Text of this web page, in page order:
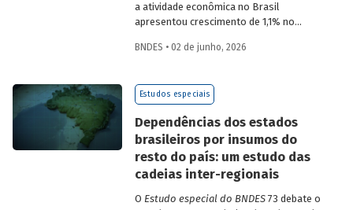
a atividade econômica no Brasil
apresentou crescimento de 1,1% no
imediatamente anterior, na série ajustada
detalhada e uma previsão para os
próximos meses no
BNDES • 02 de junho, 2026
Estudos especiais
Dependências dos estados
brasileiros por insumos do
resto do país: um estudo das
cadeias inter-regionais
O Estudo especial do BNDES73 debate o